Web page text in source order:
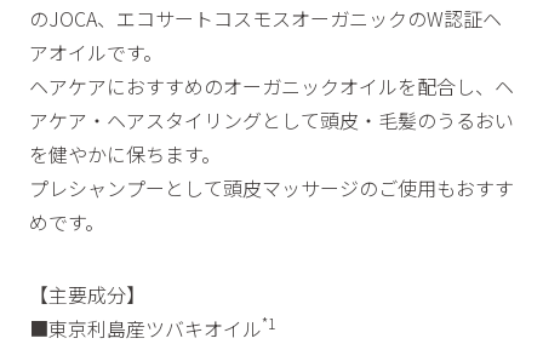
のJOCA、エコサートコスモスオーガニックのW認証ヘ
アオイルです。
ヘアケアにおすすめのオーガニックオイルを配合し、ヘ
アケア・ヘアスタイリングとして頭皮・毛髪のうるおい
を健やかに保ちます。
プレシャンプーとして頭皮マッサージのご使用もおすす
めです。
【主要成分】
■東京利島産ツバキオイル*1